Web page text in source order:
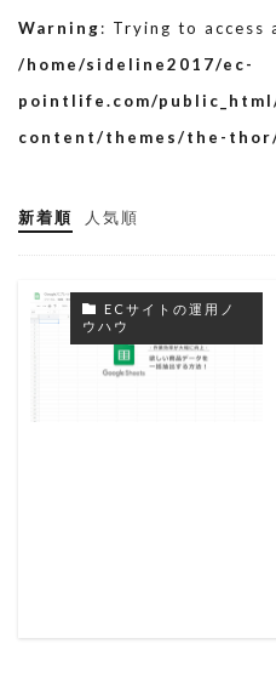
Warning: Trying to access
/home/sideline2017/ec-
pointlife.com/
content/themes/the-
新着順 人気順
ECサイトの運用ノ
ウハウ
スーパーSALEサーチ
タイムセール デー
データ解析 トップ
ヤフーショッピング
ヤフーショッピング 売
ヤフーショッピング 売上
ヤフーショッピング 売
レ
分析ツ